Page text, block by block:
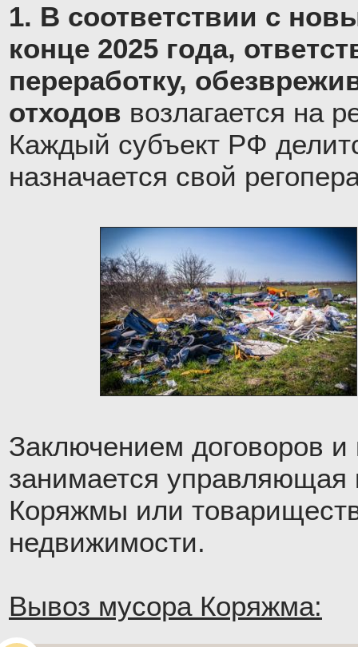
1. В соответствии с
конце 2025 года,
переработку,
отходов возлагается на
Каждый субъект РФ
назначается свой
Заключением договоров
занимается
Коряжмы или
недвижимости.
Вывоз мусора Коряжма: